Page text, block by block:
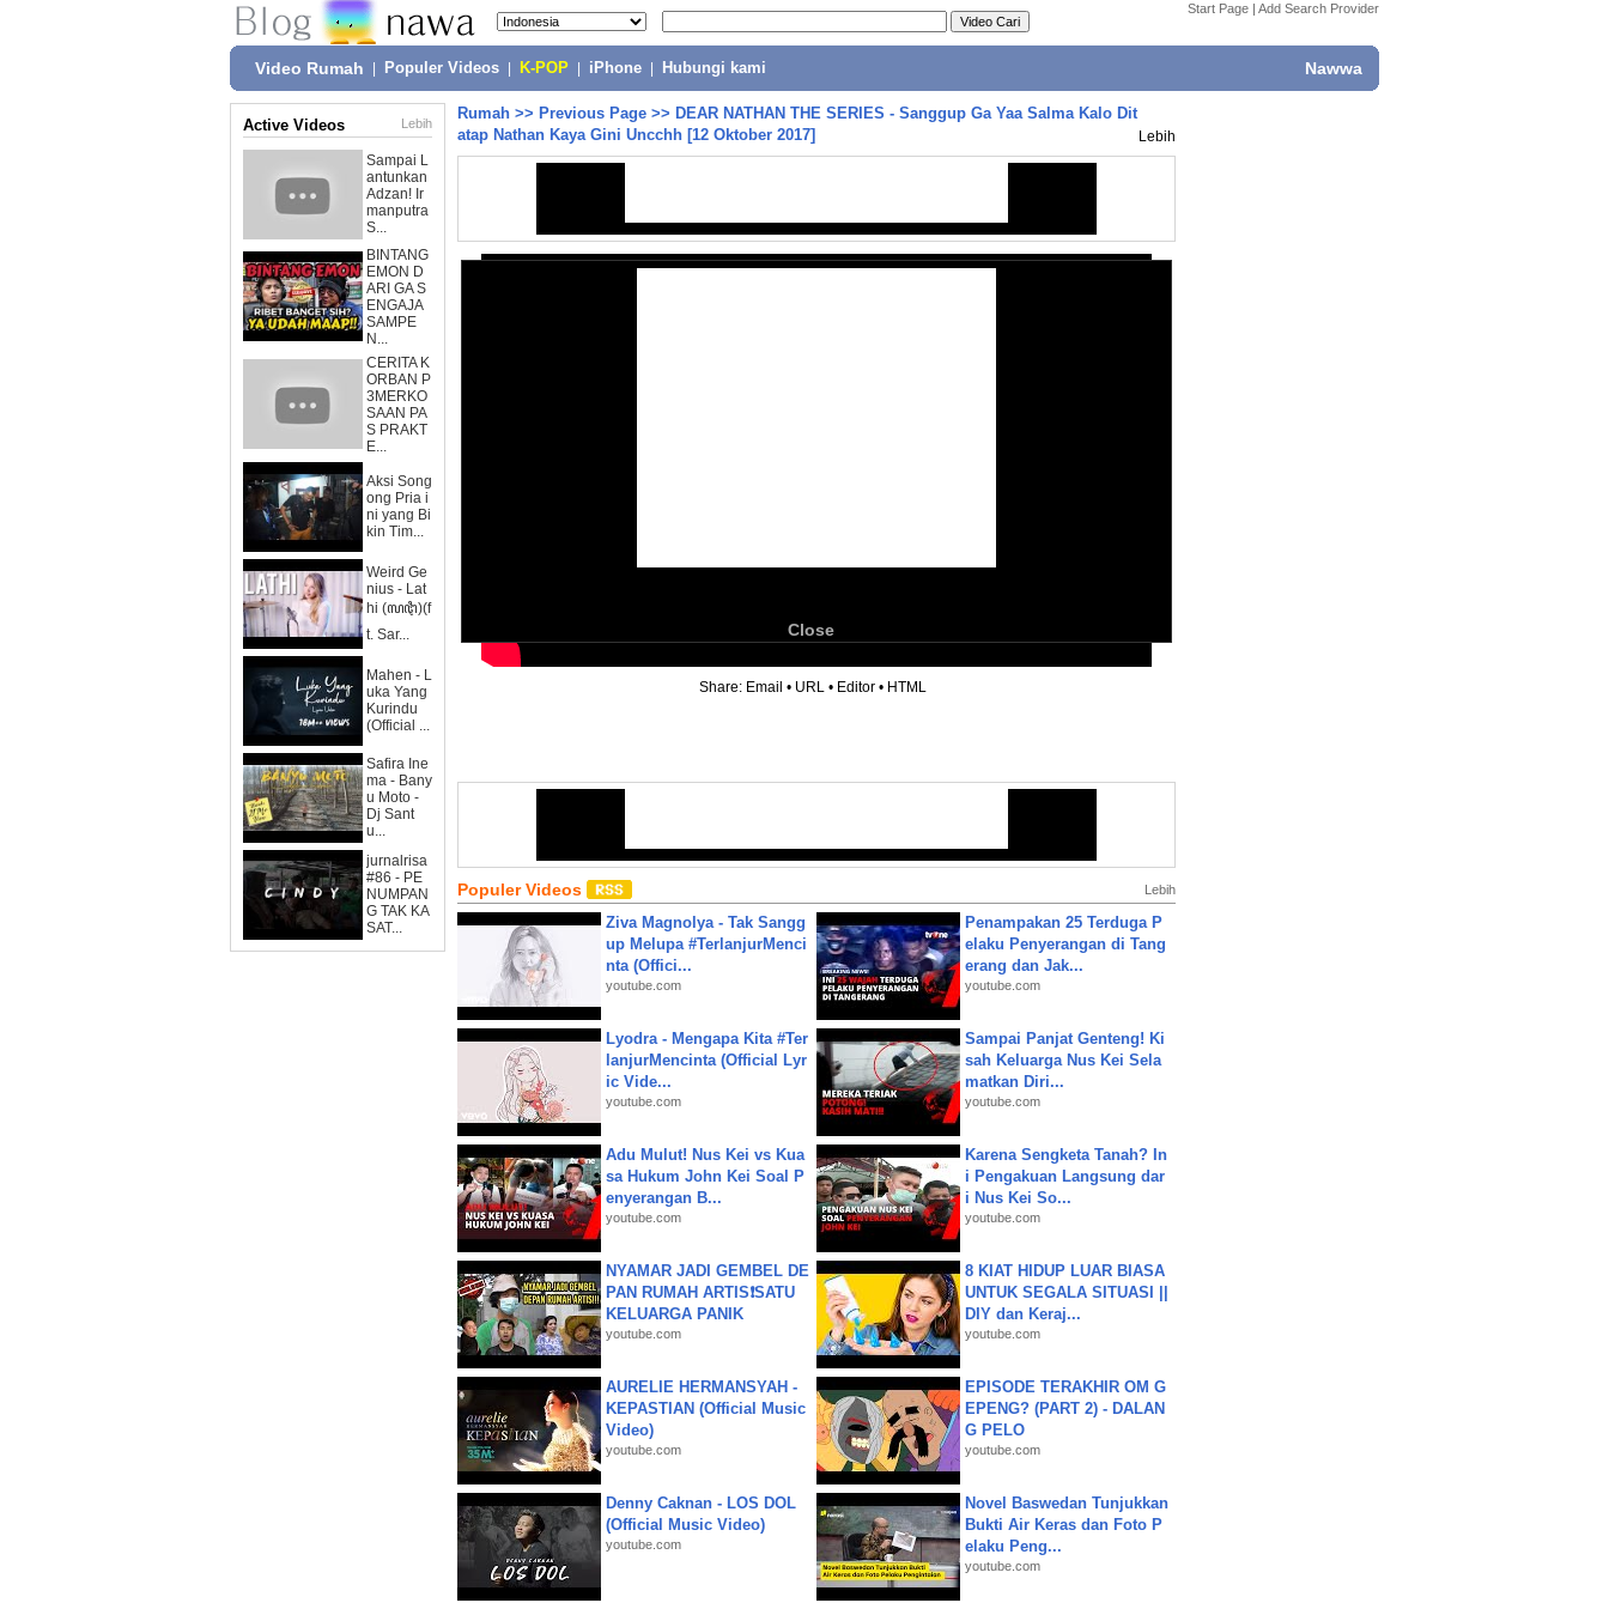
Start Page | Add Search Provider
Video Rumah Populer Videos K-POP iPhone Hubungi kami Nawwa
Active Videos Lebih
Sampai L
antunkan
Adzan! Ir
manputra
S...
BINTANG
EMON D
ARI GA S
ENGAJA
SAMPE
N...
CERITA K
ORBAN P
3MERKO
SAAN PA
S PRAKT
E...
Aksi Song
ong Pria i
ni yang Bi
kin Tim...
Weird Ge
nius - Lat
hi (ꦭꦛꦶ)(f
t. Sar...
Mahen - L
uka Yang
Kurindu
(Official ...
Safira Ine
ma - Bany
u Moto -
Dj Sant
u...
jurnalrisa
#86 - PE
NUMPAN
G TAK KA
SAT...
Rumah >> Previous Page >> DEAR NATHAN THE SERIES - Sanggup Ga Yaa Salma Kalo Dit
atap Nathan Kaya Gini Uncchh [12 Oktober 2017]
Lebih
Close
Share: Email • URL • Editor • HTML
Populer Videos Lebih
Ziva Magnolya - Tak Sangg
up Melupa #TerlanjurMenci
nta (Offici...
youtube.com
Penampakan 25 Terduga P
elaku Penyerangan di Tang
erang dan Jak...
youtube.com
Lyodra - Mengapa Kita #Ter
lanjurMencinta (Official Lyr
ic Vide...
youtube.com
Sampai Panjat Genteng! Ki
sah Keluarga Nus Kei Sela
matkan Diri...
youtube.com
Adu Mulut! Nus Kei vs Kua
sa Hukum John Kei Soal P
enyerangan B...
youtube.com
Karena Sengketa Tanah? In
i Pengakuan Langsung dar
i Nus Kei So...
youtube.com
NYAMAR JADI GEMBEL DE
PAN RUMAH ARTIS❗SATU
KELUARGA PANIK
youtube.com
8 KIAT HIDUP LUAR BIASA
UNTUK SEGALA SITUASI ||
DIY dan Keraj...
youtube.com
AURELIE HERMANSYAH -
KEPASTIAN (Official Music
Video)
youtube.com
EPISODE TERAKHIR OM G
EPENG? (PART 2) - DALAN
G PELO
youtube.com
Denny Caknan - LOS DOL
(Official Music Video)
youtube.com
Novel Baswedan Tunjukkan
Bukti Air Keras dan Foto P
elaku Peng...
youtube.com